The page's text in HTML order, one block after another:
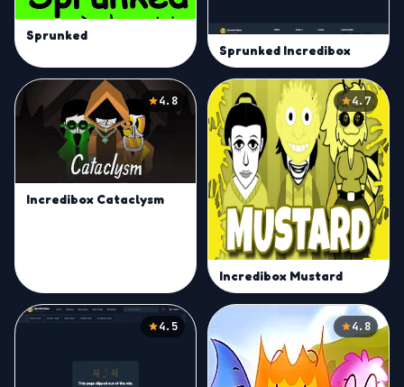
Sprunked
Sprunked Incredibox
4.8
Incredibox Cataclysm
4.7
Incredibox Mustard
4.5 4.8